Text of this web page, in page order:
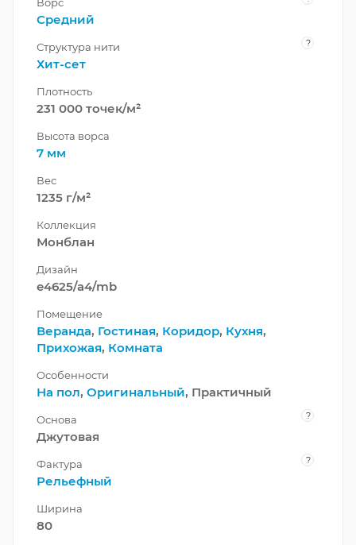
Средний
Структура нити ?
Хит-сет
Плотность
231 000 точек/м²
Высота ворса
7 мм
Вес
1235 г/м²
Коллекция
Монблан
Дизайн
e4625/a4/mb
Помещение
Веранда, Гостиная, Коридор, Кухня,
Прихожая, Комната
Особенности
На пол, Оригинальный, Практичный
Основа ?
Джутовая
Фактура ?
Рельефный
Ширина
80